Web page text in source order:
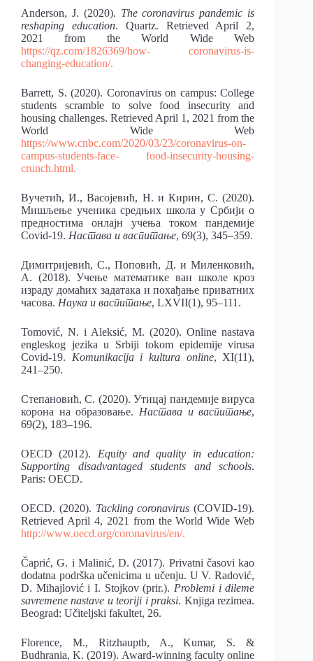
Anderson, J. (2020). The coronavirus pandemic is
reshaping education. Quartz. Retriеved April 2,
2021 from the World Wide Web
https://qz.com/1826369/how-
coronavirus-is-
changing-education/.
Barrett, S. (2020). Coronavirus on campus: College
students scramble to solve food insecurity and
housing challenges. Retriеved April 1, 2021 from the
World Wide Web
https://www.cnbc.com/2020/03/23/coronavirus-on-
campus-students-face-
food-insecurity-housing-
crunch.html.
Вучетић, И., Васојевић, Н. и Кирин, С. (2020).
Мишљење ученика средњих школа у Србији о
предностима онлајн учења током пандемије
Covid-19. Настава и васпитање, 69(3), 345–359.
Димитријевић, С., Поповић, Д. и Миленковић,
А. (2018). Учење математике ван школе кроз
израду домаћих задатака и похађање приватних
часова. Наука и васпитање, LXVII(1), 95–111.
Tomović, N. i Aleksić, M. (2020). Online nastava
engleskog jezika u Srbiji tokom epidemije virusa
Covid-19. Komunikacija i kultura online, XI(11),
241–250.
Степановић, С. (2020). Утицај пандемије вируса
корона на образовање. Настава и васпитање,
69(2), 183–196.
OECD (2012). Equity and quality in education:
Supporting disadvantaged students and schools.
Paris: OECD.
OECD. (2020). Tackling coronavirus(COVID-19).
Retriеved April 4, 2021 from the World Wide Web
http://www.oecd.org/coronavirus/en/.
Čaprić, G. i Malinić, D. (2017). Privatni časovi kao
dodatna podrška učenicima u učenju. U V. Radović,
D. Mihajlović i I. Stojkov (prir.). Problemi i dileme
savremene nastave u teoriji i praksi. Knjiga rezimea.
Beograd: Učiteljski fakultet, 26.
Florence, M., Ritzhauptb, A., Kumar, S. &
Budhrania, K. (2019). Award-winning faculty online